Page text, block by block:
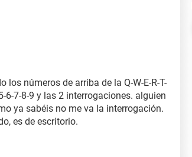
los números de arriba de la Q-W-E-R-T-
6-7-8-9 y las 2 interrogaciones. alguien
ya sabéis no me va la interrogación.
es de escritorio.